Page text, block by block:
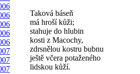
Taková báseň
má hroší kůži;
stahuje do hlubin
kosti z Macochy,
zdrsnělou kostru bubnu
ještě včera potaženého
lidskou kůží.